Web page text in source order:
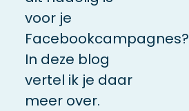
voor je
Facebookcampagnes?
In deze blog
vertel ik je daar
meer over.